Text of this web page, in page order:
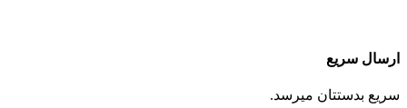
ارسال سریع
سریع بدستتان میرسد.